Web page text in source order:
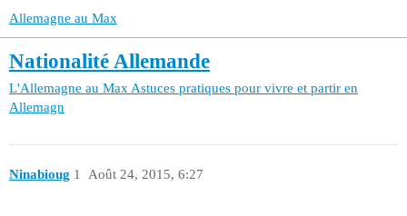
Allemagne au Max
Nationalité Allemande
L'Allemagne au Max Astuces pratiques pour vivre et partir en
Allemagn
Ninabioug Août 24, 2015, 6:27
1